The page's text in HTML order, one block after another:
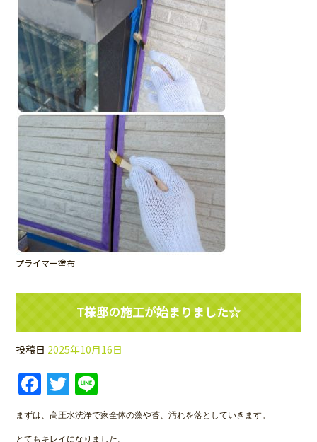
プライマー塗布
T様邸の施工が始まりました☆
投稿日 2025年10月16日
Facebook
Twitter
まずは、高圧水洗浄で家全体の藻や苔、汚れを落としていきます。
とてもキレイになりました。